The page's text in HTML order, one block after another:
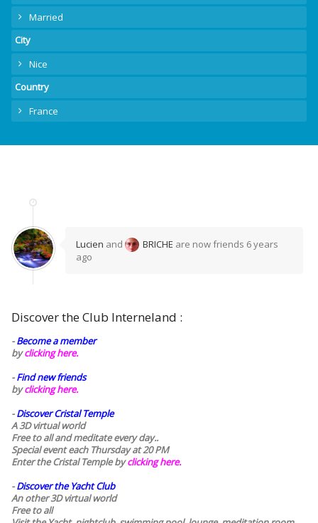
Married
City
Nice
Country
France
Lucien and BRICHE are now friends 6 years
ago
Discover the Club Interneland :
-Become a member
byclicking here.
-Find new friends
byclicking here.
-Discover Cristal Temple
A 3D virtual world
Free to all and meditate every day..
Special event each Thursday at 20 PM
Enter the Cristal Temple byclicking here.
-Discover the Yacht Club
An other 3D virtual world
Free to all